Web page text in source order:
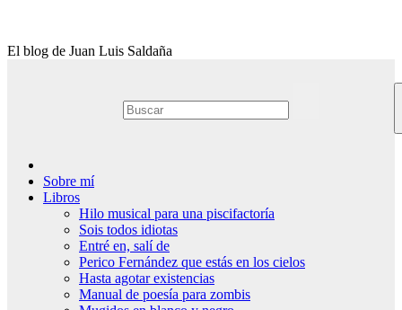
El blog de Juan Luis Saldaña
Sobre mí
Libros
Hilo musical para una piscifactoría
Sois todos idiotas
Entré en, salí de
Perico Fernández que estás en los cielos
Hasta agotar existencias
Manual de poesía para zombis